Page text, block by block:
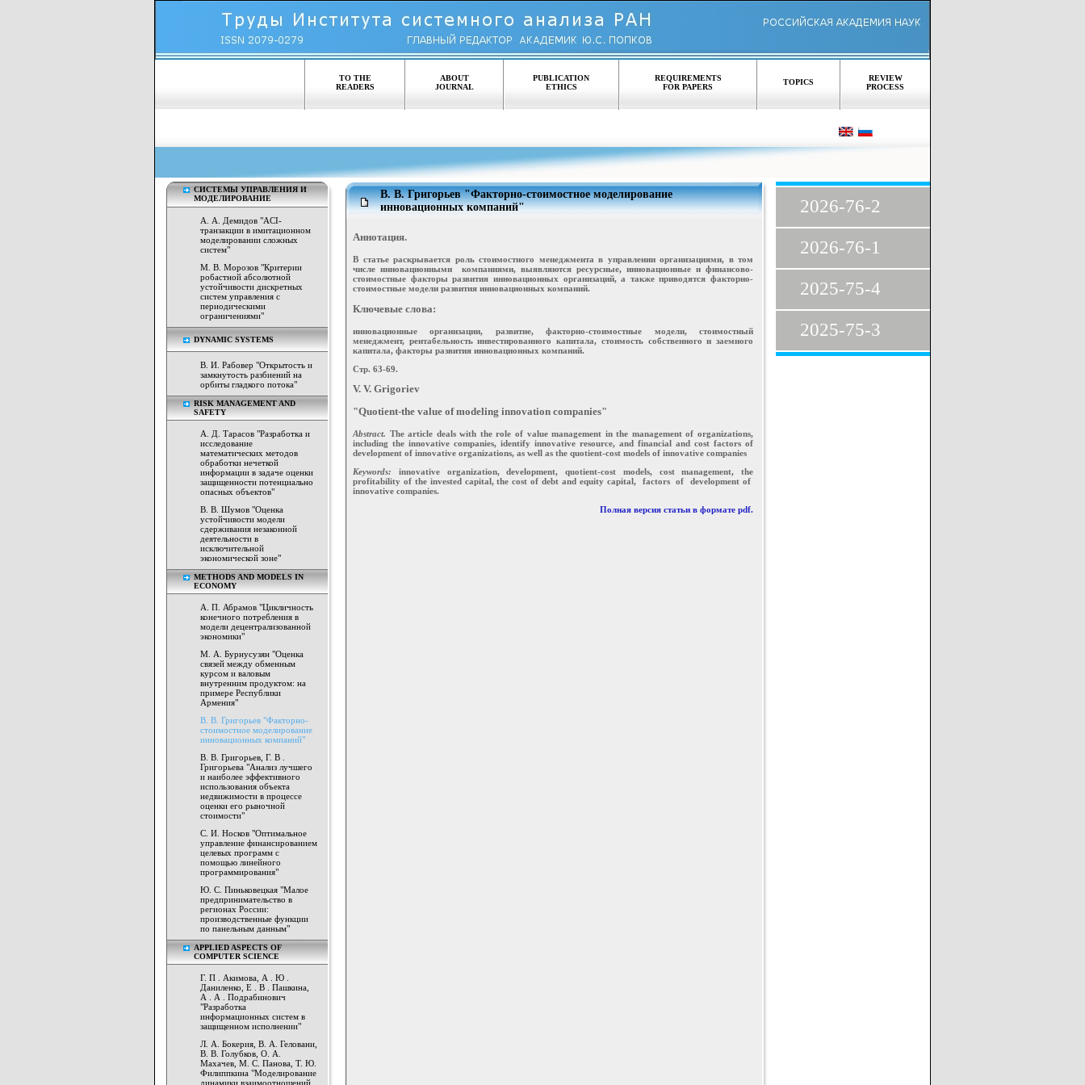
TO THE
READERS
ABOUT
JOURNAL
PUBLICATION
ETHICS
REQUIREMENTS
FOR PAPERS
TOPICS
REVIEW
PROCESS
СИСТЕМЫ УПРАВЛЕНИЯ И
МОДЕЛИРОВАНИЕ
А. А. Демидов "ACI-
транзакции в имитационном
моделировании сложных
систем"
М. В. Морозов "Критерии
робастной абсолютной
устойчивости дискретных
систем управления с
периодическими
ограничениями"
DYNAMIC SYSTEMS
В. И. Рабовер "Открытость и
замкнутость разбиений на
орбиты гладкого потока"
RISK MANAGEMENT AND
SAFETY
А. Д. Тарасов "Разработка и
исследование
математических методов
обработки нечеткой
информации в задаче оценки
защищенности потенциально
опасных объектов"
В. В. Шумов "Оценка
устойчивости модели
сдерживания незаконной
деятельности в
исключительной
экономической зоне"
METHODS AND MODELS IN
ECONOMY
А. П. Абрамов "Цикличность
конечного потребления в
модели децентрализованной
экономики"
М. А. Бурнусузян "Оценка
связей между обменным
курсом и валовым
внутренним продуктом: на
примере Республики
Армения"
В. В. Григорьев "Факторно-
стоимостное моделирование
инновационных компаний"
В. В. Григорьев, Г. В .
Григорьева "Анализ лучшего
и наиболее эффективного
использования объекта
недвижимости в процессе
оценки его рыночной
стоимости"
С. И. Носков "Оптимальное
управление финансированием
целевых программ с
помощью линейного
программирования"
Ю. С. Пиньковецкая "Малое
предпринимательство в
регионах России:
производственные функции
по панельным данным"
APPLIED ASPECTS OF
COMPUTER SCIENCE
Г. П . Акимова, А . Ю .
Даниленко, Е . В . Пашкина,
А . А . Подрабинович
"Разработка
информационных систем в
защищенном исполнении"
Л. А. Бокерия, В. А. Геловани,
В. В. Голубков, О. А.
Махачев, М. С. Панова, Т. Ю.
Филиппкина "Моделирование
динамики взаимоотношений
В. В. Григорьев "Факторно-стоимостное моделирование
инновационных компаний"
Аннотация.
В статье раскрывается роль стоимостного менеджмента в управлении организациями, в том
числе инновационными компаниями, выявляются ресурсные, инновационные и финансово-
стоимостные факторы развития инновационных организаций, а также приводятся факторно-
стоимостные модели развития инновационных компаний.
Ключевые слова:
инновационные организации, развитие, факторно-стоимостные модели, стоимостный
менеджмент, рентабельность инвестированного капитала, стоимость собственного и заемного
капитала, факторы развития инновационных компаний.
Стр. 63-69.
V. V. Grigoriev
"Quotient-the value of modeling innovation companies"
Abstract. The article deals with the role of value management in the management of organizations,
including the innovative companies, identify innovative resource, and financial and cost factors of
development of innovative organizations, as well as the quotient-cost models of innovative companies
Keywords: innovative organization, development, quotient-cost models, cost management, the
profitability of the invested capital, the cost of debt and equity capital, factors of development of
innovative companies.
Полная версия статьи в формате pdf.
2026-76-2
2026-76-1
2025-75-4
2025-75-3